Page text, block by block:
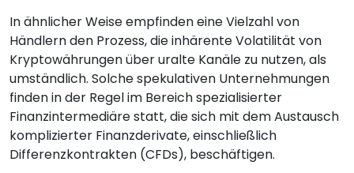
In ähnlicher Weise empfinden eine Vielzahl von
Händlern den Prozess, die inhärente Volatilität von
Kryptowährungen über uralte Kanäle zu nutzen, als
umständlich. Solche spekulativen Unternehmungen
finden in der Regel im Bereich spezialisierter
Finanzintermediäre statt, die sich mit dem Austausch
komplizierter Finanzderivate, einschließlich
Differenzkontrakten (CFDs), beschäftigen.